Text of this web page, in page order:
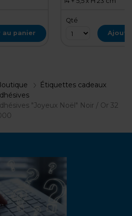
au panier
Qté
Étiquettes cadeaux
"Joyeux Noël" Noir / Or 32